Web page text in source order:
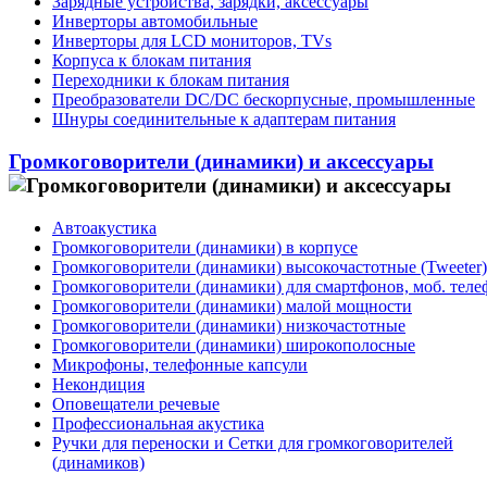
Инверторы автомобильные
Инверторы для LCD мониторов, TVs
Корпуса к блокам питания
Переходники к блокам питания
Преобразователи DC/DC бескорпусные, промышленные
Шнуры соединительные к адаптерам питания
Громкоговорители (динамики) и аксессуары
Автоакустика
Громкоговорители (динамики) в корпусе
Громкоговорители (динамики) высокочастотные (Tweeter)
Громкоговорители (динамики) для смартфонов, моб.
Громкоговорители (динамики) малой мощности
Громкоговорители (динамики) низкочастотные
Громкоговорители (динамики) широкополосные
Микрофоны, телефонные капсули
Некондиция
Оповещатели речевые
Профессиональная акустика
Ручки для переноски и Сетки для громкоговорителей
(динамиков)